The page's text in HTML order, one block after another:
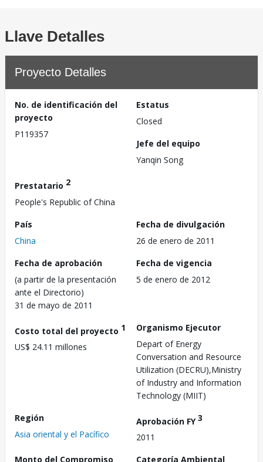
Llave Detalles
Proyecto Detalles
No. de identificación del
proyecto
P119357
Estatus
Closed
Jefe del equipo
Yanqin Song
Prestatario 2
People's Republic of China
País
China
Fecha de divulgación
26 de enero de 2011
Fecha de aprobación
(a partir de la presentación
ante el Directorio)
31 de mayo de 2011
Fecha de vigencia
5 de enero de 2012
Costo total del proyecto 1
US$ 24.11 millones
Organismo Ejecutor
Depart of Energy
Conversation and Resource
Utilization (DECRU),Ministry
of Industry and Information
Technology (MIIT)
Región
Asia oriental y el Pacífico
Aprobación FY3
2011
Monto del Compromiso
Categoría Ambiental